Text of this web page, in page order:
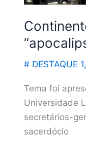
# DESTAQUE 1,
Tema foi
Universidade
secretários-
sacerdócio